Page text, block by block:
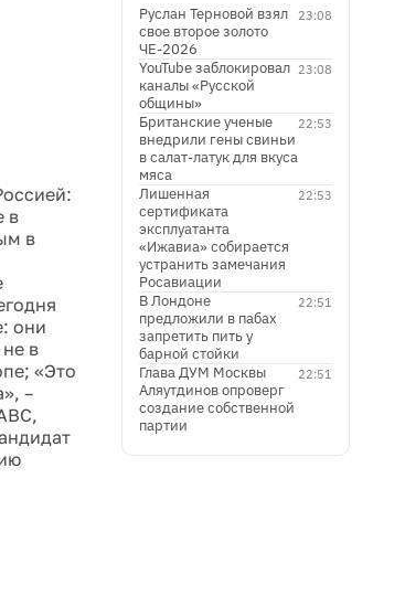
в
в
они
в
«Это
–
23:08
Руслан Терновой взял
свое второе золото
ЧЕ-2026
23:08
YouTube заблокировал
каналы «Русской
общины»
22:53
Британские ученые
внедрили гены свиньи
в салат-латук для вкуса
мяса
22:53
Лишенная
сертификата
эксплуатанта
«Ижавиа» собирается
устранить замечания
Росавиации
22:51
В Лондоне
предложили в пабах
запретить пить у
барной стойки
22:51
Глава ДУМ Москвы
Аляутдинов опроверг
создание собственной
партии